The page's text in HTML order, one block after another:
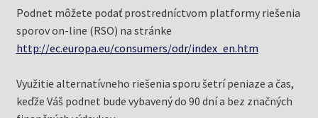
Podnet môžete podať prostredníctvom platformy riešenia
sporov on-line (RSO) na stránke
http://ec.europa.eu/consumers/odr/index_en.htm
Využitie alternatívneho riešenia sporu šetrí peniaze a čas,
keďže Váš podnet bude vybavený do 90 dní a bez značných